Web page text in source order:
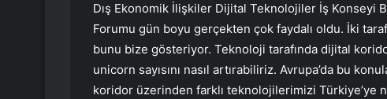
Dış Ekonomik İlişkiler Dijital Teknolojiler İş Konseyi
Forumu gün boyu gerçekten çok faydalı oldu. İki
bunu bize gösteriyor. Teknoloji tarafında dijital
unicorn sayısını nasıl artırabiliriz. Avrupa’da bu
koridor üzerinden farklı teknolojilerimizi Türkiye’ye